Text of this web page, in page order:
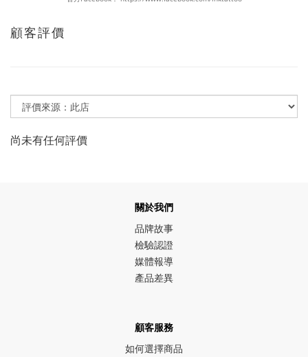
顧客評價
尚未有任何評價
關於我們
品牌故事
檢驗認證
媒體報導
產品差異
顧客服務
如何選擇商品